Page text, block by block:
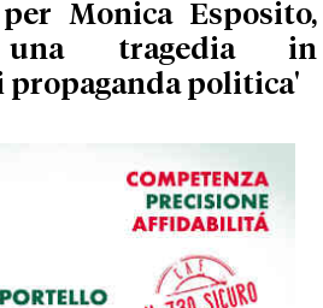
Monica Esposito,
una tragedia in
propaganda politica'